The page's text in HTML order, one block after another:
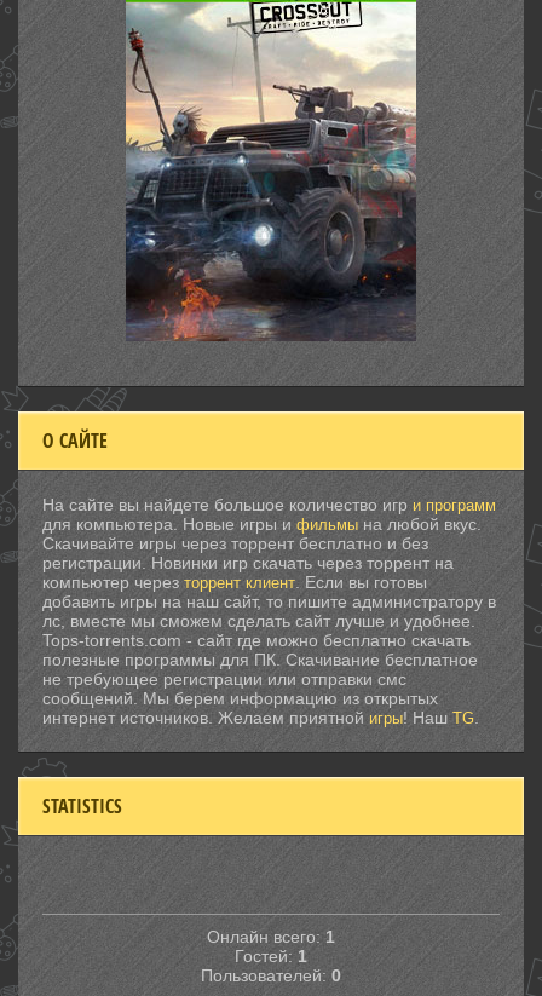
О САЙТЕ
На сайте вы найдете большое количество игр и программ
для компьютера. Новые игры и фильмы на любой вкус.
Скачивайте игры через торрент бесплатно и без
регистрации. Новинки игр скачать через торрент на
компьютер через торрент клиент . Если вы готовы
добавить игры на наш сайт, то пишите администратору в
лс, вместе мы сможем сделать сайт лучше и удобнее.
Tops-torrents.com - сайт где можно бесплатно скачать
полезные программы для ПК. Скачивание бесплатное
не требующее регистрации или отправки смс
сообщений. Мы берем информацию из открытых
интернет источников. Желаем приятной игры! НашTG
STATISTICS
Онлайн всего: 1
Гостей: 1
Пользователей: 0